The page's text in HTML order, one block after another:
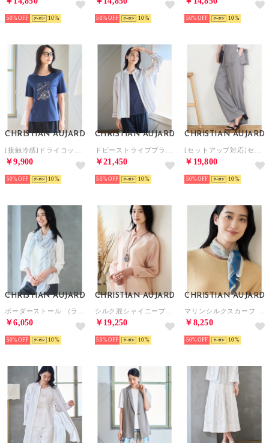
50% 10 50% 10 50% 10
CHRISTIAN AUJARD
￥9,900
50% 10
CHRISTIAN AUJARD
￥21,450
50% 10
CHRISTIAN AUJARD
￥19,800
50% 10
CHRISTIAN AUJARD
￥6,050
50% 10
CHRISTIAN AUJARD
￥19,250
50% 10
CHRISTIAN AUJARD
￥8,250
50% 10